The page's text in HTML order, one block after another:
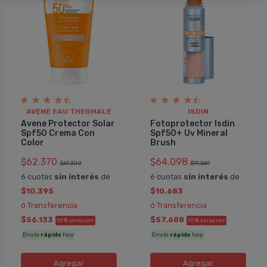
AVENE EAU THERMALE
Avene Protector Solar
Spf50 Crema Con
Color
$62.370 $69.300
6 cuotas sin interés de
$10.395
ó Transferencia
$56.133 10% EXTRA OFF
Envío rápido hoy
Agregar
ISDIN
Fotoprotector Isdin
Spf50+ Uv Mineral
Brush
$64.098 $91.569
6 cuotas sin interés de
$10.683
ó Transferencia
$57.688 10% EXTRA OFF
Envío rápido hoy
Agregar